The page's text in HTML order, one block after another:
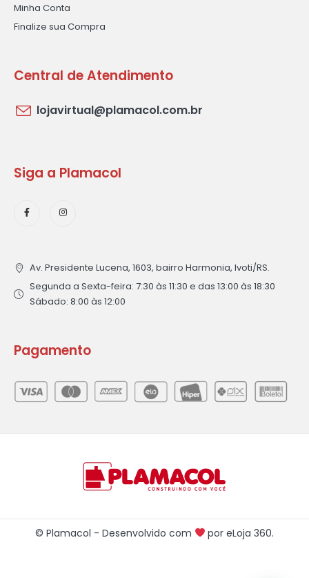
Minha Conta
Finalize sua Compra
Central de Atendimento
lojavirtual@plamacol.com.br
Siga a Plamacol
Av. Presidente Lucena, 1603, bairro Harmonia, Ivoti/RS.
Segunda a Sexta-feira: 7:30 às 11:30 e das 13:00 às 18:30
Sábado: 8:00 às 12:00
Pagamento
© Plamacol - Desenvolvido com poreLoja 360.